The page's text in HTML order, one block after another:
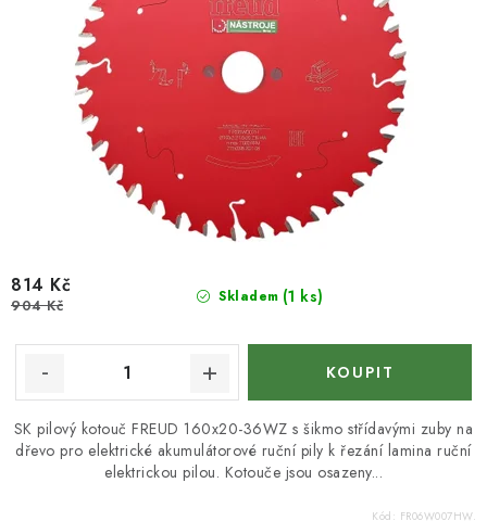
Skladem (1 ks)
814 Kč
904 Kč
SK pilový kotouč FREUD 160x20-36WZ s šikmo střídavými zuby na
dřevo pro elektrické akumulátorové ruční pily k řezání lamina ruční
elektrickou pilou. Kotouče jsou osazeny...
Kód: FR06W007HW.